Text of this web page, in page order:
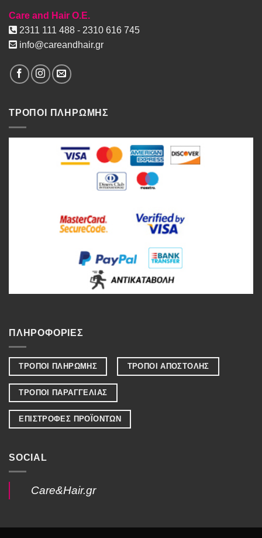
Care and Hair O.E.
2311 111 488 - 2310 616 745
info@careandhair.gr
ΤΡΟΠΟΙ ΠΛΗΡΩΜΗΣ
ΠΛΗΡΟΦΟΡΙΕΣ
ΤΡΟΠΟΙ ΠΛΗΡΩΜΗΣ ΤΡΟΠΟΙ ΑΠΟΣΤΟΛΗΣ
ΤΡΟΠΟΙ ΠΑΡΑΓΓΕΛΙΑΣ
ΕΠΙΣΤΡΟΦΕΣ ΠΡΟΪΟΝΤΩΝ
SOCIAL
Care&Hair.gr